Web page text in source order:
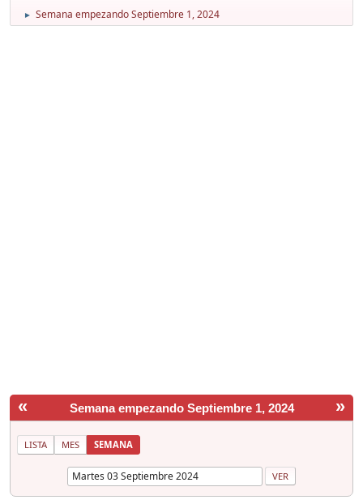
► Semana empezando Septiembre 1, 2024
« »
Semana empezando Septiembre 1, 2024
LISTA MES SEMANA